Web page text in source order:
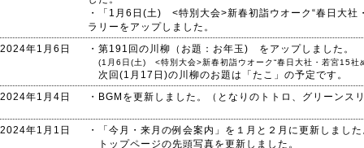
・「1月6日(土) <特別大会>新春初詣ウオーク“春日大社
ラリーをアップしました。
2024年1月6日
・第191回の川柳（お題：お年玉) をアップしました。
(1月6日(土) <特別大会>新春初詣ウオーク“春日大社・若宮15社
次回(1月17日)の川柳のお題は「たこ」の予定です。
2024年1月4日
・BGMを更新しました。（となりのトトロ、グリーンス
2024年1月1日
・「今月・来月の例会案内」を１月と２月に更新しまし
トップページの先頭写真を更新しました。